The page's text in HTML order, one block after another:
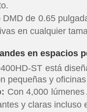
DMD de 0.65
en cualquier
en espacios
ST está
pequeñas y
Con 4,000
y claras incluso